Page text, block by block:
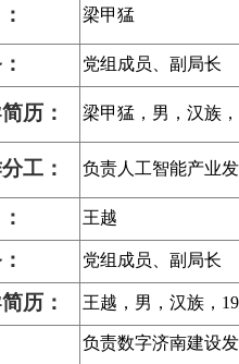
梁甲猛
党组成员、 副局长
简历： 梁甲猛 ，男，汉族
分工： 负责人工智能产业
王越
党组成员、 副局长
简历： 王越， 男，汉族，
负责数字济南建设